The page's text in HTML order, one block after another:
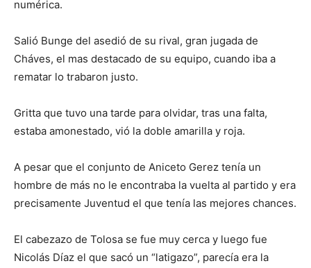
numérica.
Salió Bunge del asedió de su rival, gran jugada de
Cháves, el mas destacado de su equipo, cuando iba a
rematar lo trabaron justo.
Gritta que tuvo una tarde para olvidar, tras una falta,
estaba amonestado, vió la doble amarilla y roja.
A pesar que el conjunto de Aniceto Gerez tenía un
hombre de más no le encontraba la vuelta al partido y era
precisamente Juventud el que tenía las mejores chances.
El cabezazo de Tolosa se fue muy cerca y luego fue
Nicolás Díaz el que sacó un “latigazo”, parecía era la